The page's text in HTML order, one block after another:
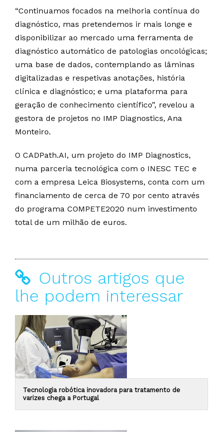
“Continuamos focados na melhoria contínua do
diagnóstico, mas pretendemos ir mais longe e
disponibilizar ao mercado uma ferramenta de
diagnóstico automático de patologias oncológicas;
uma base de dados, contemplando as lâminas
digitalizadas e respetivas anotações, história
clínica e diagnóstico; e uma plataforma para
geração de conhecimento científico”, revelou a
gestora de projetos no IMP Diagnostics, Ana
Monteiro.
O CADPath.AI, um projeto do IMP Diagnostics,
numa parceria tecnológica com o INESC TEC e
com a empresa Leica Biosystems, conta com um
financiamento de cerca de 70 por cento através
do programa COMPETE2020 num investimento
total de um milhão de euros.
Outros artigos que
lhe podem interessar
Tecnologia robótica inovadora para tratamento de
varizes chega a Portugal